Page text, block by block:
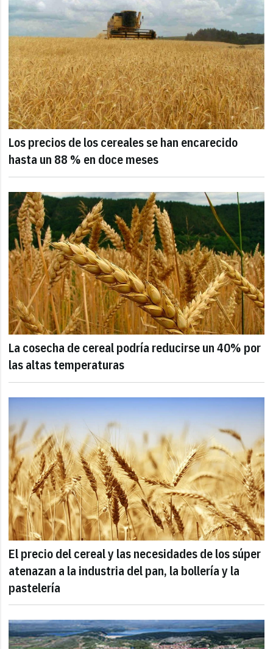
Los precios de los cereales se han encarecido
hasta un 88 % en doce meses
La cosecha de cereal podría reducirse un 40% por
las altas temperaturas
El precio del cereal y las necesidades de los súper
atenazan a la industria del pan, la bollería y la
pastelería